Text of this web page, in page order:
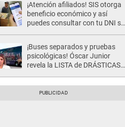
¡Atención afiliados! SIS otorga
beneficio económico y así
puedes consultar con tu DNI si
¡Buses separados y pruebas
psicológicas! Óscar Junior
revela la LISTA de DRÁSTICAS
Naldy Saldaña